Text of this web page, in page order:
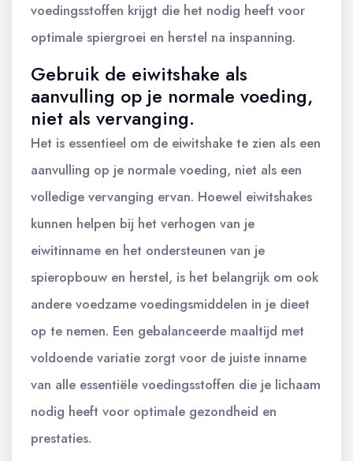
voedingsstoffen krijgt die het nodig heeft voor
optimale spiergroei en herstel na inspanning.
Gebruik de eiwitshake als
aanvulling op je normale voeding,
niet als vervanging.
Het is essentieel om de eiwitshake te zien als een
aanvulling op je normale voeding, niet als een
volledige vervanging ervan. Hoewel eiwitshakes
kunnen helpen bij het verhogen van je
eiwitinname en het ondersteunen van je
spieropbouw en herstel, is het belangrijk om ook
andere voedzame voedingsmiddelen in je dieet
op te nemen. Een gebalanceerde maaltijd met
voldoende variatie zorgt voor de juiste inname
van alle essentiële voedingsstoffen die je lichaam
nodig heeft voor optimale gezondheid en
prestaties.